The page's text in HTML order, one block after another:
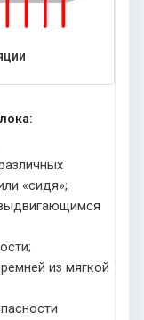
«сидя»;
из мягкой